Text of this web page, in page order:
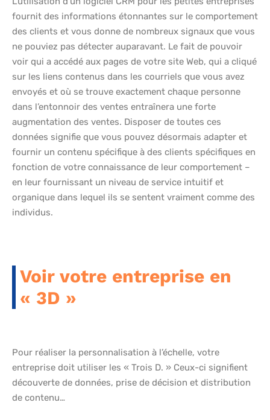
fournit des informations étonnantes sur le comportement
des clients et vous donne de nombreux signaux que vous
ne pouviez pas détecter auparavant. Le fait de pouvoir
voir qui a accédé aux pages de votre site Web, qui a cliqué
sur les liens contenus dans les courriels que vous avez
envoyés et où se trouve exactement chaque personne
dans l’entonnoir des ventes entraînera une forte
augmentation des ventes. Disposer de toutes ces
données signifie que vous pouvez désormais adapter et
fournir un contenu spécifique à des clients spécifiques en
fonction de votre connaissance de leur comportement –
en leur fournissant un niveau de service intuitif et
organique dans lequel ils se sentent vraiment comme des
individus.
Voir votre entreprise en
« 3D »
Pour réaliser la personnalisation à l’échelle, votre
entreprise doit utiliser les « Trois D. » Ceux-ci signifient
découverte de données, prise de décision et distribution
de contenu…